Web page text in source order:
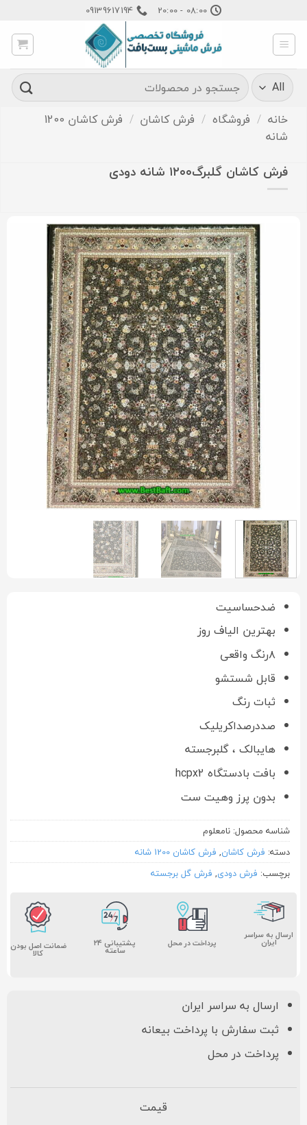
content
08:00 - 20:00
09139617194
جستجو
برای:
خانه / فروشگاه / فرش کاشان /
فرش کاشان 1200
شانه
فرش کاشان گلبرگ۱۲۰۰ شانه دودی
ضدحساسیت
بهترین الیاف روز
۸رنگ واقعی
قابل شستشو
ثبات رنگ
صددرصداکریلیک
هایبالک ، گلبرجسته
بافت بادستگاه hcpx2
بدون پرز وهیت ست
شناسه محصول: نامعلوم
دسته: فرش کاشان, فرش کاشان 1200 شانه
برچسب: فرش دودی, فرش گل برجسته
ارسال به سراسر
ایران پرداخت در محل پشتیبانی ۲۴
ساعته ضمانت اصل بودن
کالا
ارسال به سراسر ایران
ثبت سفارش با پرداخت بیعانه
پرداخت در محل
قیمت